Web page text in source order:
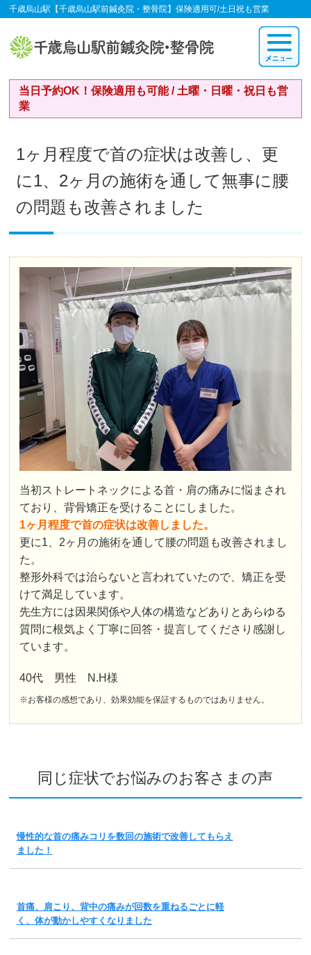
千歳烏山駅【千歳烏山駅前鍼灸院・整骨院】保険適用可/土日祝も営業
当日予約OK！保険適用も可能 / 土曜・日曜・祝日も営
業
1ヶ月程度で首の症状は改善し、更
に1、2ヶ月の施術を通して無事に腰
の問題も改善されました
当初ストレートネックによる首・肩の痛みに悩まされ
ており、背骨矯正を受けることにしました。
1ヶ月程度で首の症状は改善しました。
更に1、2ヶ月の施術を通して腰の問題も改善されまし
た。
整形外科では治らないと言われていたので、矯正を受
けて満足しています。
先生方には因果関係や人体の構造などありとあらゆる
質問に根気よく丁寧に回答・提言してくださり感謝し
ています。
40代 男性 N.H様
※お客様の感想であり、効果効能を保証するものではありません。
同じ症状でお悩みのお客さまの声
慢性的な首の痛みコリを数回の施術で改善してもらえ
ました！
首痛、肩こり、背中の痛みが回数を重ねるごとに軽
く、体が動かしやすくなりました